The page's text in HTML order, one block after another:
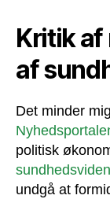
Kritik
af
Det minder
politisk
undgå at